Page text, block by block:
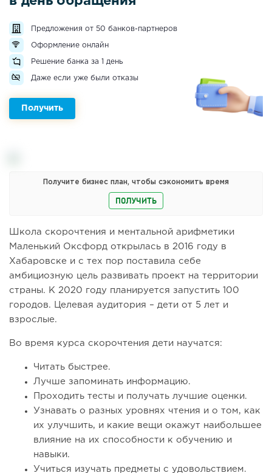
Предложения от 50 банков-партнеров
Оформление онлайн
Решение банка за 1 день
Даже если уже были отказы
Получить
Получите бизнес план, чтобы сэкономить время
ПОЛУЧИТЬ
Школа скорочтения и ментальной арифметики
Маленький Оксфорд открылась в 2016 году в
Хабаровске и с тех пор поставила себе
амбициозную цель развивать проект на территории
страны. К 2020 году планируется запустить 100
городов. Целевая аудитория – дети от 5 лет и
взрослые.
Во время курса скорочтения дети научатся:
Читать быстрее.
Лучше запоминать информацию.
Проходить тесты и получать лучшие оценки.
Узнавать о разных уровнях чтения и о том, как
их улучшить, и какие вещи окажут наибольшее
влияние на их способности к обучению и
навыки.
Учиться изучать предметы с удовольствием.